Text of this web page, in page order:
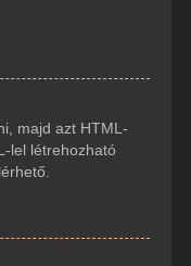
majd azt HTML-
lel létrehozható